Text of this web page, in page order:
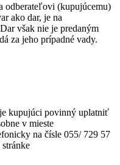
odberateľovi (kupujúcemu)
ako dar, je na
však nie je predaným
za jeho prípadné vady.
kupujúci povinný uplatniť
v mieste
na čísle 055/ 729 57